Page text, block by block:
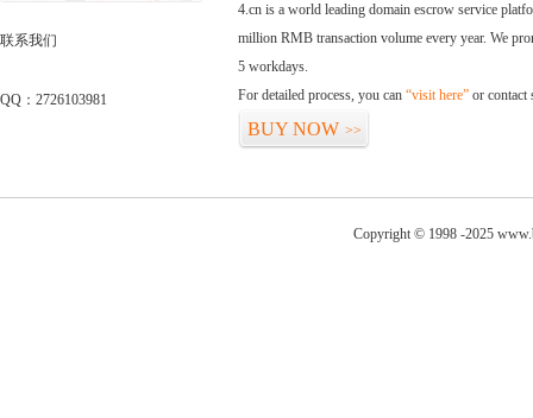
联系我们
QQ：2726103981
4.cn is a world leading domain escrow service
million RMB transaction volume every year. We
5 workdays.
For detailed process, you can “visit here” or contact
BUY NOW >>
Copyright © 1998 -2025